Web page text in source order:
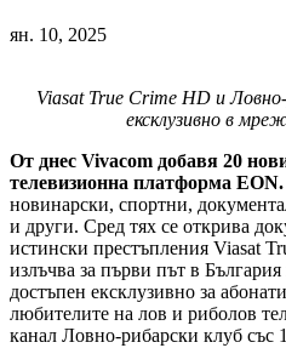
ян. 10, 2025
Viasat True Crime HD и
ексклузивно в
От днес Vivacom добавя 20
телевизионна платформа EON.
новинарски, спортни,
и други. Сред тях се открива
истински престъпления Viasat
излъчва за първи път в
достъпен ексклузивно за
любителите на лов и риболов
канал Ловно-рибарски клуб със